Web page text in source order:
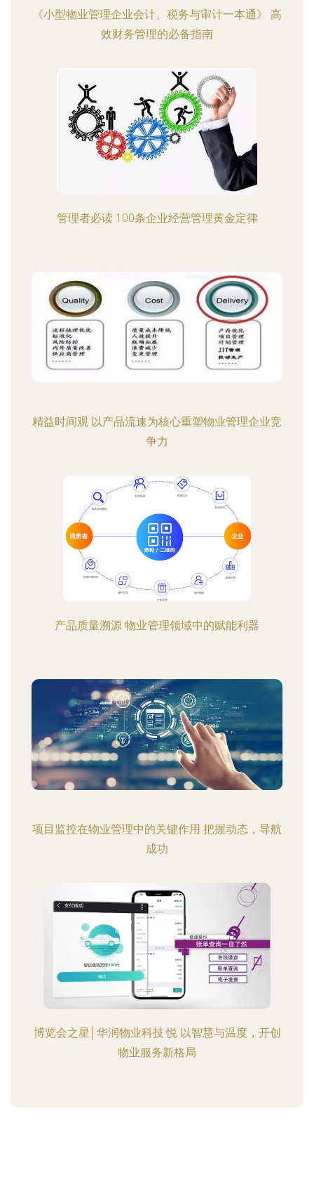
《小型物业管理企业会计、税务与审计一本通》 高
效财务管理的必备指南
管理者必读 100条企业经营管理黄金定律
精益时间观 以产品流速为核心重塑物业管理企业竞
争力
产品质量溯源 物业管理领域中的赋能利器
项目监控在物业管理中的关键作用 把握动态，导航
成功
博览会之星│华润物业科技·悦 以智慧与温度，开创
物业服务新格局